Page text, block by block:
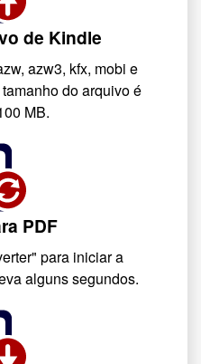
de Kindle
azw3, kfx, mobi e
do arquivo é
MB.
PDF
para iniciar a
alguns segundos.